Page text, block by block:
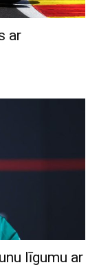
ar
līgumu ar